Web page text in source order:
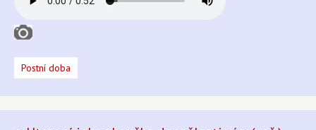
Postní doba